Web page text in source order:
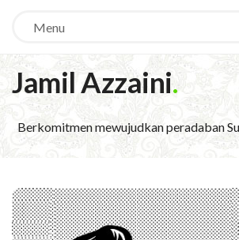
Menu
Jamil Azzaini.
Berkomitmen mewujudkan peradaban